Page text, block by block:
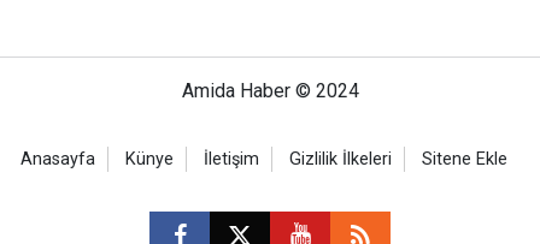
Amida Haber © 2024
Anasayfa Künye İletişim Gizlilik İlkeleri Sitene Ekle